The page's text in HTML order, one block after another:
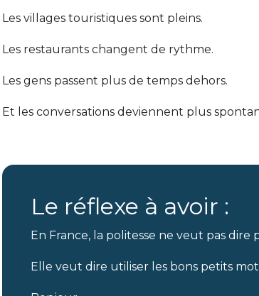
Les villages touristiques sont pleins.
Les restaurants changent de rythme.
Les gens passent plus de temps dehors.
Et les conversations deviennent plus
Le réflexe à avoir :
En France, la politesse ne veut pas dire
Elle veut dire utiliser les bons petits